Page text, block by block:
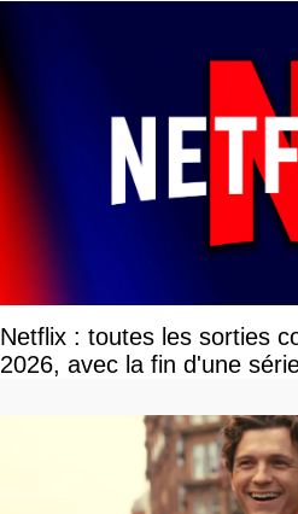
Netflix : toutes les sorties
2026, avec la fin d'une